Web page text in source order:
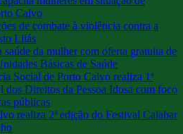
Calvo
de combate à violência contra a
Lilás
da mulher com oferta gratuita de
Básicas de Saúde
Social de Porto Calvo realiza 1ª
Direitos da Pessoa Idosa com foco
públicas
realiza 2ª edição do Festival Calabar